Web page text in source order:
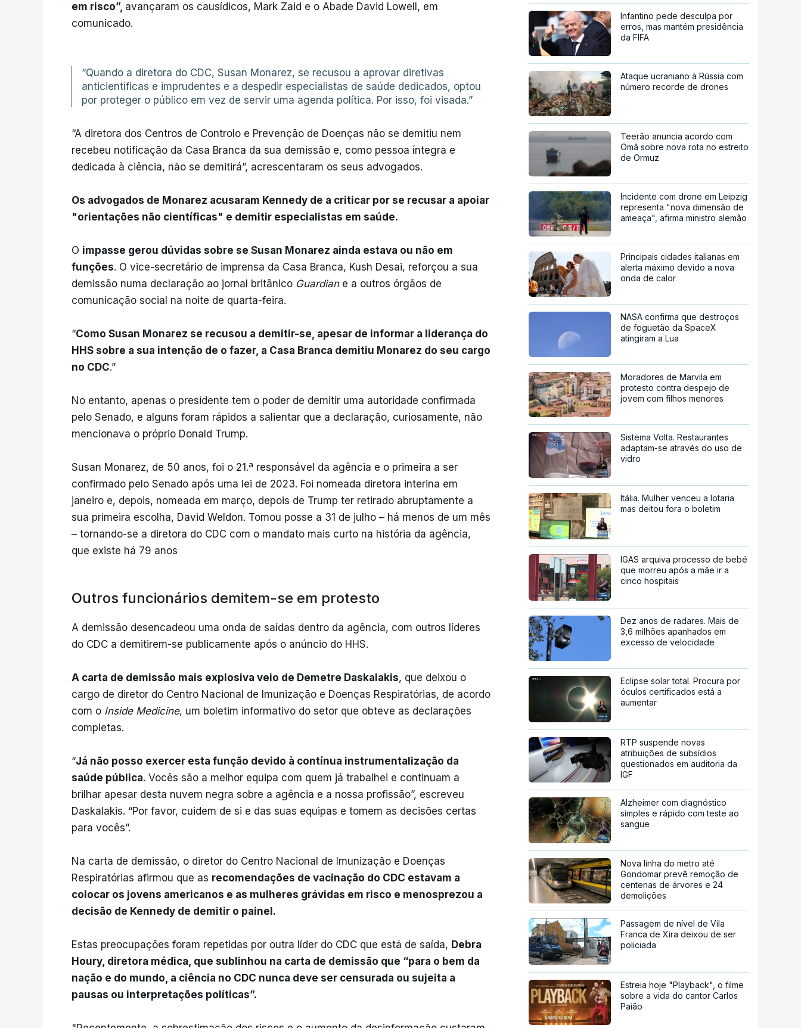
em risco”, avançaram os causídicos, Mark Zaid e o Abade David Lowell, em
comunicado.
“Quando a diretora do CDC, Susan Monarez, se recusou a aprovar diretivas
anticientíficas e imprudentes e a despedir especialistas de saúde dedicados, optou
por proteger o público em vez de servir uma agenda política. Por isso, foi visada.”
“A diretora dos Centros de Controlo e Prevenção de Doenças não se demitiu nem
recebeu notificação da Casa Branca da sua demissão e, como pessoa íntegra e
dedicada à ciência, não se demitirá”, acrescentaram os seus advogados.
Os advogados de Monarez acusaram Kennedy de a criticar por se recusar a apoiar
"orientações não científicas" e demitir especialistas em saúde.
O impasse gerou dúvidas sobre se Susan Monarez ainda estava ou não em
funções. O vice-secretário de imprensa da Casa Branca, Kush Desai, reforçou a sua
demissão numa declaração ao jornal britânico Guardiane a outros órgãos de
comunicação social na noite de quarta-feira.
“Como Susan Monarez se recusou a demitir-se, apesar de informar a liderança do
HHS sobre a sua intenção de o fazer, a Casa Branca demitiu Monarez do seu cargo
no CDC.”
No entanto, apenas o presidente tem o poder de demitir uma autoridade confirmada
pelo Senado, e alguns foram rápidos a salientar que a declaração, curiosamente, não
mencionava o próprio Donald Trump.
Susan Monarez, de 50 anos, foi o 21.ª responsável da agência e o primeira a ser
confirmado pelo Senado após uma lei de 2023. Foi nomeada diretora interina em
janeiro e, depois, nomeada em março, depois de Trump ter retirado abruptamente a
sua primeira escolha, David Weldon. Tomou posse a 31 de julho – há menos de um mês
– tornando-se a diretora do CDC com o mandato mais curto na história da agência,
que existe há 79 anos
Outros funcionários demitem-se em protesto
A demissão desencadeou uma onda de saídas dentro da agência, com outros líderes
do CDC a demitirem-se publicamente após o anúncio do HHS.
A carta de demissão mais explosiva veio de Demetre Daskalakis, que deixou o
cargo de diretor do Centro Nacional de Imunização e Doenças Respiratórias, de acordo
com o Inside Medicine, um boletim informativo do setor que obteve as declarações
completas.
“Já não posso exercer esta função devido à contínua instrumentalização da
saúde pública. Vocês são a melhor equipa com quem já trabalhei e continuam a
brilhar apesar desta nuvem negra sobre a agência e a nossa profissão”, escreveu
Daskalakis. “Por favor, cuidem de si e das suas equipas e tomem as decisões certas
para vocês”.
Na carta de demissão, o diretor do Centro Nacional de Imunização e Doenças
Respiratórias afirmou que as recomendações de vacinação do CDC estavam a
colocar os jovens americanos e as mulheres grávidas em risco e menosprezou a
decisão de Kennedy de demitir o painel.
Estas preocupações foram repetidas por outra líder do CDC que está de saída, Debra
Houry, diretora médica, que sublinhou na carta de demissão que “para o bem da
nação e do mundo, a ciência no CDC nunca deve ser censurada ou sujeita a
pausas ou interpretações políticas”.
Infantino pede desculpa por
erros, mas mantém presidência
da FIFA
Ataque ucraniano à Rússia com
número recorde de drones
Teerão anuncia acordo com
Omã sobre nova rota no estreito
de Ormuz
Incidente com drone em Leipzig
representa "nova dimensão de
ameaça", afirma ministro alemão
Principais cidades italianas em
alerta máximo devido a nova
onda de calor
NASA confirma que destroços
de foguetão da SpaceX
atingiram a Lua
Moradores de Marvila em
protesto contra despejo de
jovem com filhos menores
Sistema Volta. Restaurantes
adaptam-se através do uso de
vidro
Itália. Mulher venceu a lotaria
mas deitou fora o boletim
IGAS arquiva processo de bebé
que morreu após a mãe ir a
cinco hospitais
Dez anos de radares. Mais de
3,6 milhões apanhados em
excesso de velocidade
Eclipse solar total. Procura por
óculos certificados está a
aumentar
RTP suspende novas
atribuições de subsídios
questionados em auditoria da
IGF
Alzheimer com diagnóstico
simples e rápido com teste ao
sangue
Nova linha do metro até
Gondomar prevê remoção de
centenas de árvores e 24
demolições
Passagem de nível de Vila
Franca de Xira deixou de ser
policiada
Estreia hoje "Playback", o filme
sobre a vida do cantor Carlos
Paião